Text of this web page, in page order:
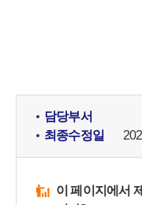
담당부서
최종수정일
이 페이지에서